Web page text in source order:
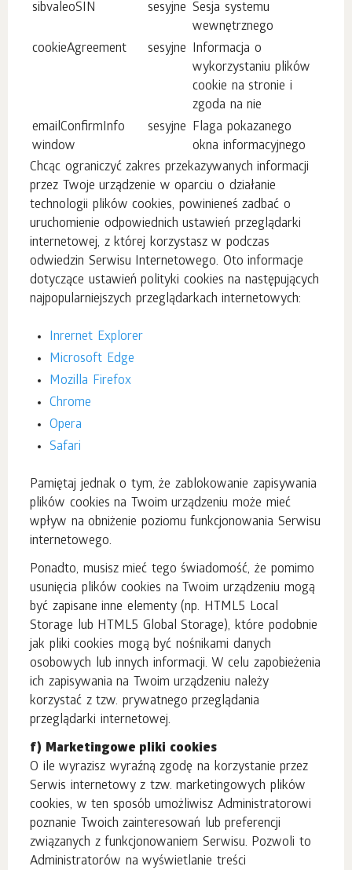
sibvaleoSIN
sesyjne Sesja systemu
wewnętrznego
cookieAgreement
sesyjne Informacja o
wykorzystaniu plików
cookie na stronie i
zgoda na nie
emailConfirmInfo
window
sesyjne Flaga pokazanego
okna informacyjnego
Chcąc ograniczyć zakres przekazywanych informacji
przez Twoje urządzenie w oparciu o działanie
technologii plików cookies, powinieneś zadbać o
uruchomienie odpowiednich ustawień przeglądarki
internetowej, z której korzystasz w podczas
odwiedzin Serwisu Internetowego. Oto informacje
dotyczące ustawień polityki cookies na następujących
najpopularniejszych przeglądarkach internetowych:
Inrernet Explorer
Microsoft Edge
Mozilla Firefox
Chrome
Opera
Safari
Pamiętaj jednak o tym, że zablokowanie zapisywania
plików cookies na Twoim urządzeniu może mieć
wpływ na obniżenie poziomu funkcjonowania Serwisu
internetowego.
Ponadto, musisz mieć tego świadomość, że pomimo
usunięcia plików cookies na Twoim urządzeniu mogą
być zapisane inne elementy (np. HTML5 Local
Storage lub HTML5 Global Storage), które podobnie
jak pliki cookies mogą być nośnikami danych
osobowych lub innych informacji. W celu zapobieżenia
ich zapisywania na Twoim urządzeniu należy
korzystać z tzw. prywatnego przeglądania
przeglądarki internetowej.
f) Marketingowe pliki cookies
O ile wyrazisz wyraźną zgodę na korzystanie przez
Serwis internetowy z tzw. marketingowych plików
cookies, w ten sposób umożliwisz Administratorowi
poznanie Twoich zainteresowań lub preferencji
związanych z funkcjonowaniem Serwisu. Pozwoli to
Administratorów na wyświetlanie treści